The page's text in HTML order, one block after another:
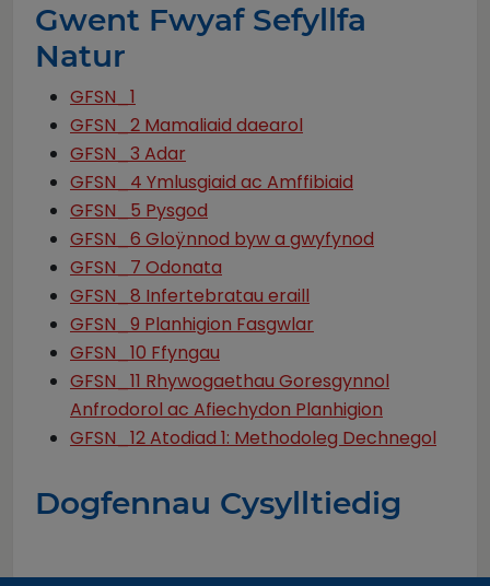
Gwent Fwyaf Sefyllfa
Natur
GFSN_1
GFSN_2 Mamaliaid daearol
GFSN_3 Adar
GFSN_4 Ymlusgiaid ac Amffibiaid
GFSN_5 Pysgod
GFSN_6 Gloÿnnod byw a gwyfynod
GFSN_7 Odonata
GFSN_8 Infertebratau eraill
GFSN_9 Planhigion Fasgwlar
GFSN_10 Ffyngau
GFSN_11 Rhywogaethau Goresgynnol
Anfrodorol ac Afiechydon Planhigion
GFSN_12 Atodiad 1: Methodoleg Dechnegol
Dogfennau Cysylltiedig